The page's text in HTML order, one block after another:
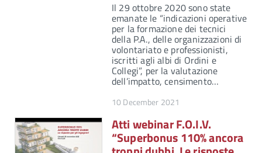
Il 29 ottobre 2020 sono state
emanate le “indicazioni operative
per la formazione dei tecnici
della P.A., delle organizzazioni di
volontariato e professionisti,
iscritti agli albi di Ordini e
Collegi”, per la valutazione
dell’impatto, censimento…
10 December 2021
Atti webinar F.O.I.V.
“Superbonus 110% ancora